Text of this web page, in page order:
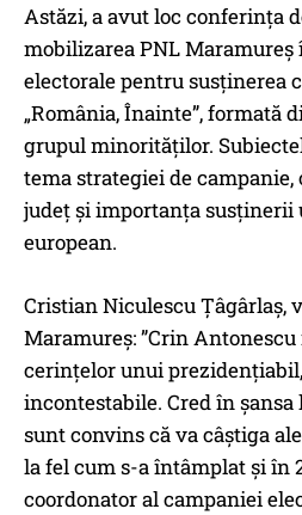
Astăzi, a avut loc conferința
mobilizarea PNL
electorale pentru susținerea
„România, Înainte”, formată
grupul minorităților.
tema strategiei de
județ și importanța susținerii
european.
Cristian Niculescu Țâgârlaș,
Maramureș: ”Crin
cerințelor unui
incontestabile. Cred în
sunt convins că va câștiga
la fel cum s-a întâmplat și în
coordonator al campaniei